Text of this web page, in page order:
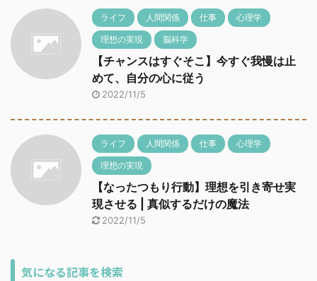
ライフ 人間関係 仕事 心理学
理想の実現 脳科学
【チャンスはすぐそこ】今すぐ我慢は止
めて、自分の心に従う
2022/11/5
ライフ 人間関係 仕事 心理学
理想の実現
【なったつもり行動】理想を引き寄せ実
現させる | 真似するだけの魔法
2022/11/5
気になる記事を検索